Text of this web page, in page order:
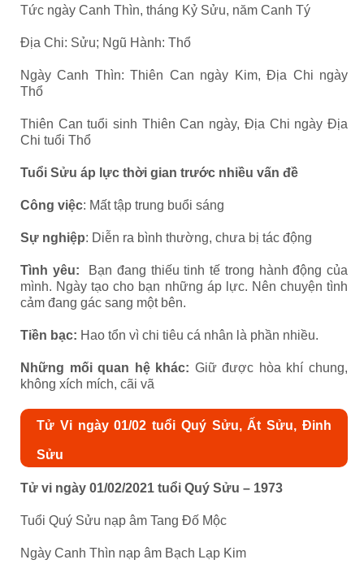
Tức ngày Canh Thìn, tháng Kỷ Sửu, năm Canh Tý
Địa Chi: Sửu; Ngũ Hành: Thổ
Ngày Canh Thìn: Thiên Can ngày Kim, Địa Chi ngày
Thổ
Thiên Can tuổi sinh Thiên Can ngày, Địa Chi ngày Địa
Chi tuổi Thổ
Tuổi Sửu áp lực thời gian trước nhiều vấn đề
Công việc: Mất tập trung buổi sáng
Sự nghiệp: Diễn ra bình thường, chưa bị tác động
Tình yêu: Bạn đang thiếu tinh tế trong hành động của
mình. Ngày tạo cho bạn những áp lực. Nên chuyện tình
cảm đang gác sang một bên.
Tiền bạc: Hao tổn vì chi tiêu cá nhân là phần nhiều.
Những mối quan hệ khác: Giữ được hòa khí chung,
không xích mích, cãi vã
Tử Vi ngày 01/02 tuổi Quý Sửu, Ất Sửu, Đinh
Sửu
Tử vi ngày 01/02/2021 tuổi Quý Sửu – 1973
Tuổi Quý Sửu nạp âm Tang Đố Mộc
Ngày Canh Thìn nạp âm Bạch Lạp Kim